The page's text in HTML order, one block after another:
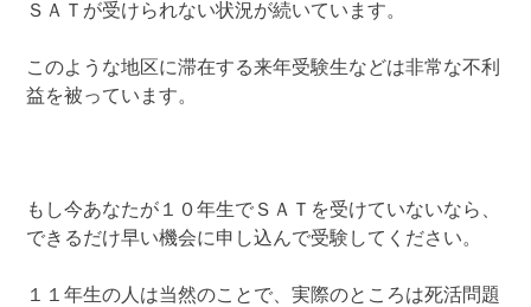
ＳＡＴが受けられない状況が続いています。
このような地区に滞在する来年受験生などは非常な不利
益を被っています。
もし今あなたが１０年生でＳＡＴを受けていないなら、
できるだけ早い機会に申し込んで受験してください。
１１年生の人は当然のことで、実際のところは死活問題